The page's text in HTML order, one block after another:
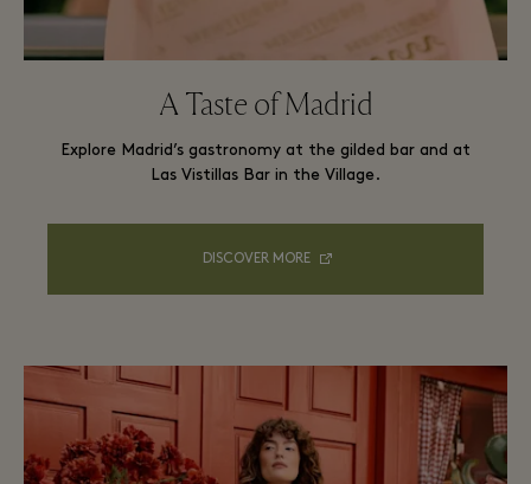
A Taste of Madrid
Explore Madrid’s gastronomy at the gilded bar and at
Las Vistillas Bar in the Village.
DISCOVER MORE